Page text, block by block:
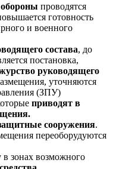
проводятся
готовность
и военного
состава, до
постановка,
руководящего
уточняются
(ЗПУ)
приводят в
сооружения.
переоборудуются
зонах возможного